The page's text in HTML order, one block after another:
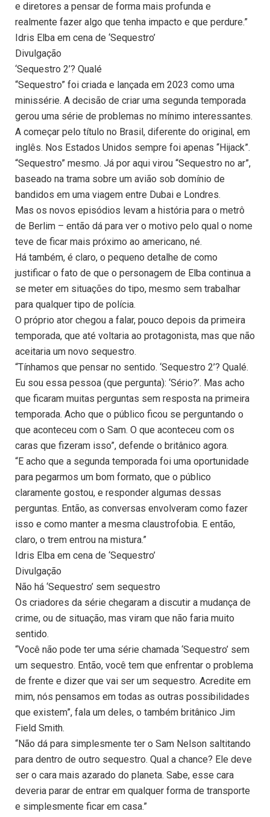
e diretores a pensar de forma mais profunda e
realmente fazer algo que tenha impacto e que perdure.”
Idris Elba em cena de ‘Sequestro’
Divulgação
‘Sequestro 2’? Qualé
“Sequestro” foi criada e lançada em 2023 como uma
minissérie. A decisão de criar uma segunda temporada
gerou uma série de problemas no mínimo interessantes.
A começar pelo título no Brasil, diferente do original, em
inglês. Nos Estados Unidos sempre foi apenas “Hijack”.
“Sequestro” mesmo. Já por aqui virou “Sequestro no ar”,
baseado na trama sobre um avião sob domínio de
bandidos em uma viagem entre Dubai e Londres.
Mas os novos episódios levam a história para o metrô
de Berlim – então dá para ver o motivo pelo qual o nome
teve de ficar mais próximo ao americano, né.
Há também, é claro, o pequeno detalhe de como
justificar o fato de que o personagem de Elba continua a
se meter em situações do tipo, mesmo sem trabalhar
para qualquer tipo de polícia.
O próprio ator chegou a falar, pouco depois da primeira
temporada, que até voltaria ao protagonista, mas que não
aceitaria um novo sequestro.
“Tínhamos que pensar no sentido. ‘Sequestro 2’? Qualé.
Eu sou essa pessoa (que pergunta): ‘Sério?’. Mas acho
que ficaram muitas perguntas sem resposta na primeira
temporada. Acho que o público ficou se perguntando o
que aconteceu com o Sam. O que aconteceu com os
caras que fizeram isso”, defende o britânico agora.
“E acho que a segunda temporada foi uma oportunidade
para pegarmos um bom formato, que o público
claramente gostou, e responder algumas dessas
perguntas. Então, as conversas envolveram como fazer
isso e como manter a mesma claustrofobia. E então,
claro, o trem entrou na mistura.”
Idris Elba em cena de ‘Sequestro’
Divulgação
Não há ‘Sequestro’ sem sequestro
Os criadores da série chegaram a discutir a mudança de
crime, ou de situação, mas viram que não faria muito
sentido.
“Você não pode ter uma série chamada ‘Sequestro’ sem
um sequestro. Então, você tem que enfrentar o problema
de frente e dizer que vai ser um sequestro. Acredite em
mim, nós pensamos em todas as outras possibilidades
que existem”, fala um deles, o também britânico Jim
Field Smith.
“Não dá para simplesmente ter o Sam Nelson saltitando
para dentro de outro sequestro. Qual a chance? Ele deve
ser o cara mais azarado do planeta. Sabe, esse cara
deveria parar de entrar em qualquer forma de transporte
e simplesmente ficar em casa.”